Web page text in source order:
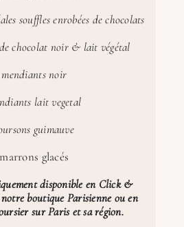
souffles enrobées de chocolats
chocolat noir & lait végétal
noir
lait vegetal
guimauve
glacés
disponible en Click &
boutique Parisienne ou en
sur Paris et sa région.